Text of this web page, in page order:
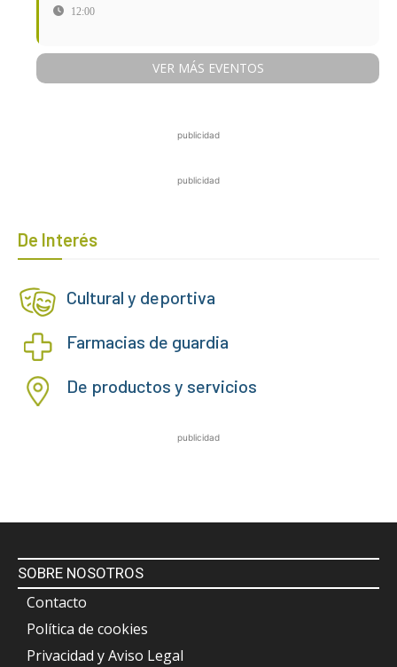
12:00
VER MÁS EVENTOS
publicidad
publicidad
De Interés
Cultural y deportiva
Farmacias de guardia
De productos y servicios
publicidad
SOBRE NOSOTROS
Contacto
Política de cookies
Privacidad y Aviso Legal